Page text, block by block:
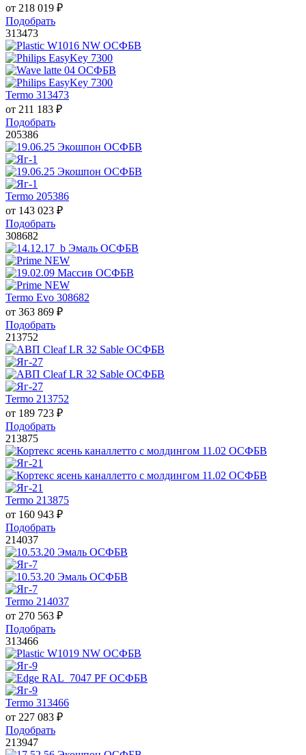
от 218 019 ₽
Подобрать
313473
Termo 313473
от 211 183 ₽
Подобрать
205386
Termo 205386
от 143 023 ₽
Подобрать
308682
Termo Evo 308682
от 363 869 ₽
Подобрать
213752
Termo 213752
от 189 723 ₽
Подобрать
213875
Termo 213875
от 160 943 ₽
Подобрать
214037
Termo 214037
от 270 563 ₽
Подобрать
313466
Termo 313466
от 227 083 ₽
Подобрать
213947